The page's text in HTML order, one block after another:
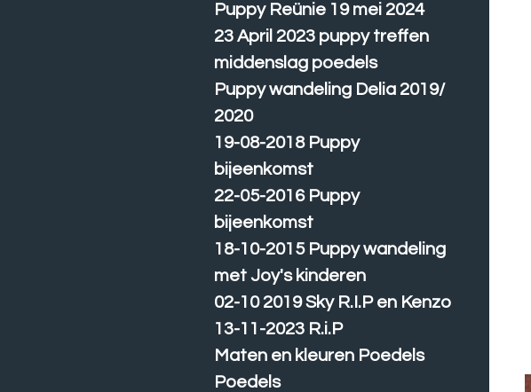
Puppy Reünie 19 mei 2024
23 April 2023 puppy treffen
middenslag poedels
Puppy wandeling Delia 2019/
2020
19-08-2018 Puppy
bijeenkomst
22-05-2016 Puppy
bijeenkomst
18-10-2015 Puppy wandeling
met Joy's kinderen
02-10 2019 Sky R.I.P en Kenzo
13-11-2023 R.i.P
Maten en kleuren Poedels
Poedels